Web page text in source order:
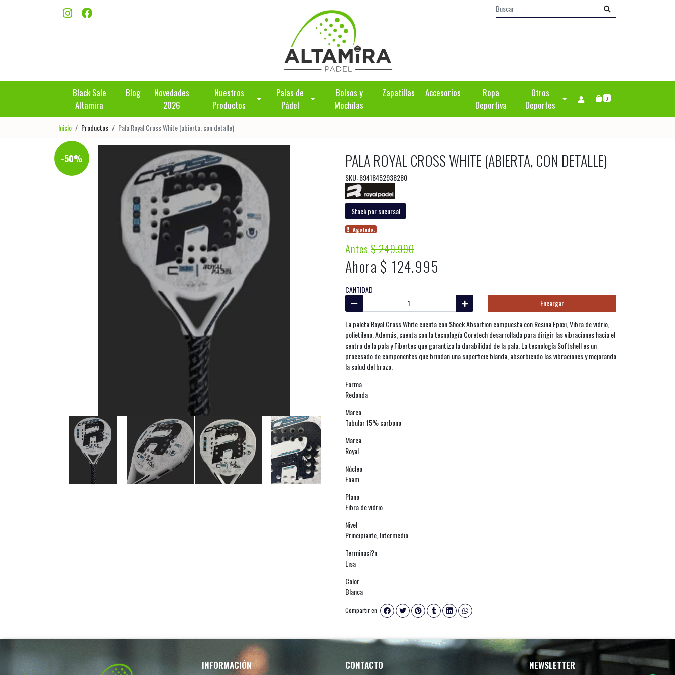
Black Sale
Altamira
Blog
Novedades
2026
Nuestros
Productos
Palas de
Pádel
Bolsos y
Mochilas
Zapatillas Accesorios
Ropa
Deportiva
Otros
Deportes
0
Inicio Productos Pala Royal Cross White (abierta, con detalle)
-50% PALA ROYAL CROSS WHITE (ABIERTA, CON DETALLE)
SKU: 69418452938280
Stock por sucursal
Agotado.
Antes$ 249.990
Ahora $ 124.995
CANTIDAD
Encargar
La paleta Royal Cross White cuenta con Shock Absortion compuesta con Resina Epoxi, Vibra de vidrio,
polietileno. Además, cuenta con la tecnología Coretech desarrollada para dirigir las vibraciones hacia el
centro de la pala y Fibertec que garantiza la durabilidad de la pala. La tecnología Softshell es un
procesado de componentes que brindan una superficie blanda, absorbiendo las vibraciones y mejorando
la salud del brazo.
Forma
Redonda
Marco
Tubular 15% carbono
Marca
Royal
Núcleo
Foam
Plano
Fibra de vidrio
Nivel
Principiante, Intermedio
Terminaci?n
Lisa
Color
Blanca
Compartir en:
INFORMACIÓN CONTACTO NEWSLETTER